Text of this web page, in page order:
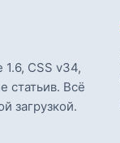
CSS v34,
статьив. Всё
загрузкой.